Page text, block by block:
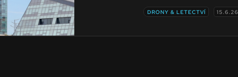
DRONY & LETECTVÍ 15.6.26